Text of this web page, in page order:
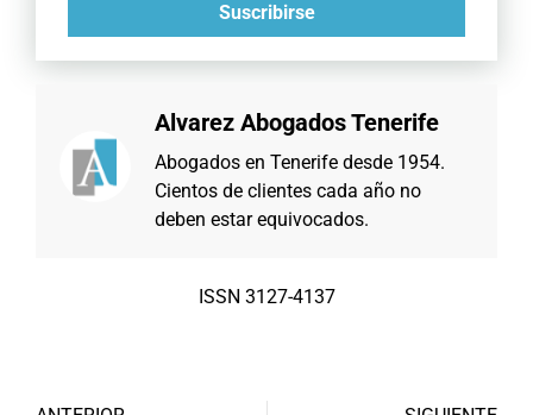
Suscribirse
Alvarez Abogados Tenerife
Abogados en Tenerife desde 1954.
Cientos de clientes cada año no
deben estar equivocados.
ISSN 3127-4137